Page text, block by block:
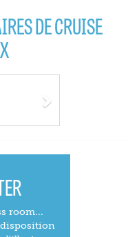
DE CRUISE
room...